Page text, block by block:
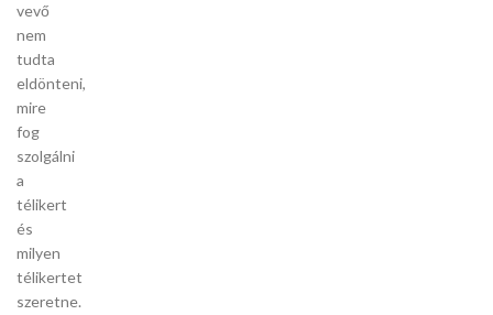
vevő
nem
tudta
eldönteni,
mire
fog
szolgálni
a
télikert
és
milyen
télikertet
szeretne.